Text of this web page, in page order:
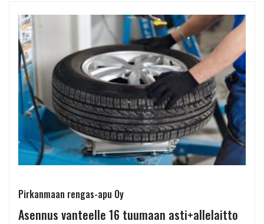
Pirkanmaan rengas-apu Oy
Asennus vanteelle 16 tuumaan asti+allelaitto